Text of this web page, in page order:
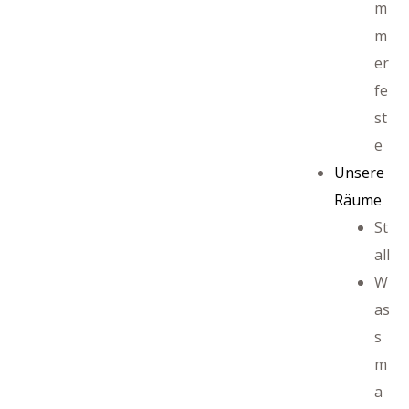
m
m
er
fe
st
e
Unsere
Räume
St
all
W
as
s
m
a